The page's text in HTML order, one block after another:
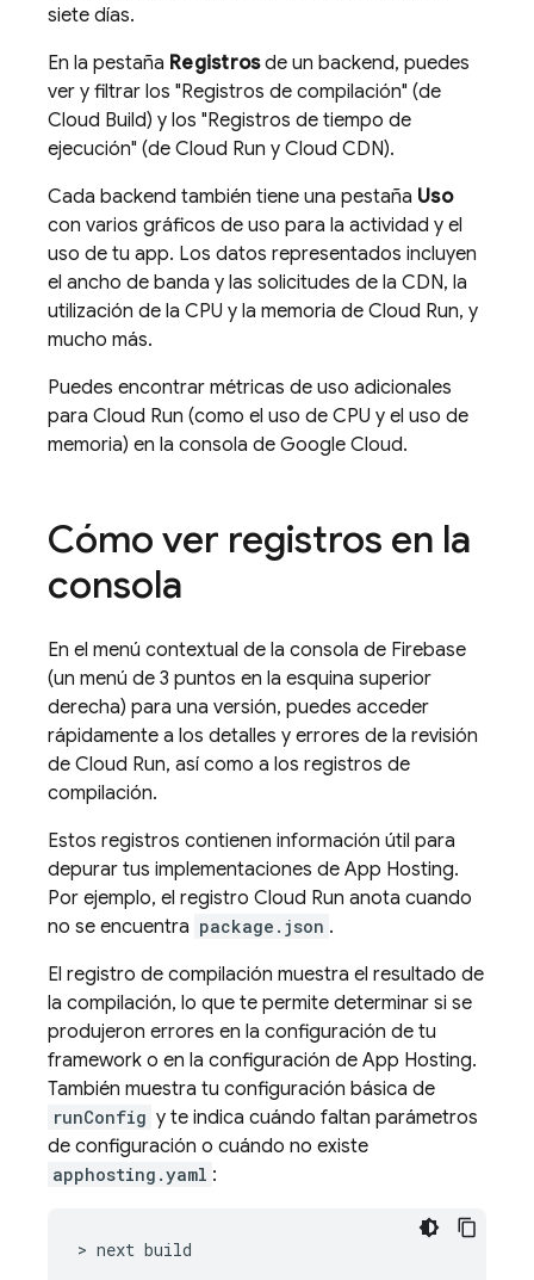
siete días.
En la pestaña Registrosde un backend, puedes
ver y filtrar los "Registros de compilación" (de
Cloud Build) y los "Registros de tiempo de
ejecución" (de Cloud Run y Cloud CDN).
Cada backend también tiene una pestaña Uso
con varios gráficos de uso para la actividad y el
uso de tu app. Los datos representados incluyen
el ancho de banda y las solicitudes de la CDN, la
utilización de la CPU y la memoria de Cloud Run, y
mucho más.
Puedes encontrar métricas de uso adicionales
para Cloud Run (como el uso de CPU y el uso de
memoria) en la consola de Google Cloud.
Cómo ver registros en la
consola
En el menú contextual de la consola de Firebase
(un menú de 3 puntos en la esquina superior
derecha) para una versión, puedes acceder
rápidamente a los detalles y errores de la revisión
de Cloud Run, así como a los registros de
compilación.
Estos registros contienen información útil para
depurar tus implementaciones de App Hosting.
Por ejemplo, el registro Cloud Run anota cuando
no se encuentra package.json .
El registro de compilación muestra el resultado de
la compilación, lo que te permite determinar si se
produjeron errores en la configuración de tu
framework o en la configuración de App Hosting.
También muestra tu configuración básica de
runConfig y te indica cuándo faltan parámetros
de configuración o cuándo no existe
apphosting.yaml :
> next build